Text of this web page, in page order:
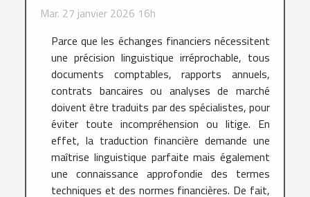
Mar. 27 janvier 2026 16h
Parce que les échanges financiers nécessitent
une précision linguistique irréprochable, tous
documents comptables, rapports annuels,
contrats bancaires ou analyses de marché
doivent être traduits par des spécialistes, pour
éviter toute incompréhension ou litige. En
effet, la traduction financière demande une
maîtrise linguistique parfaite mais également
une connaissance approfondie des termes
techniques et des normes financières. De fait,